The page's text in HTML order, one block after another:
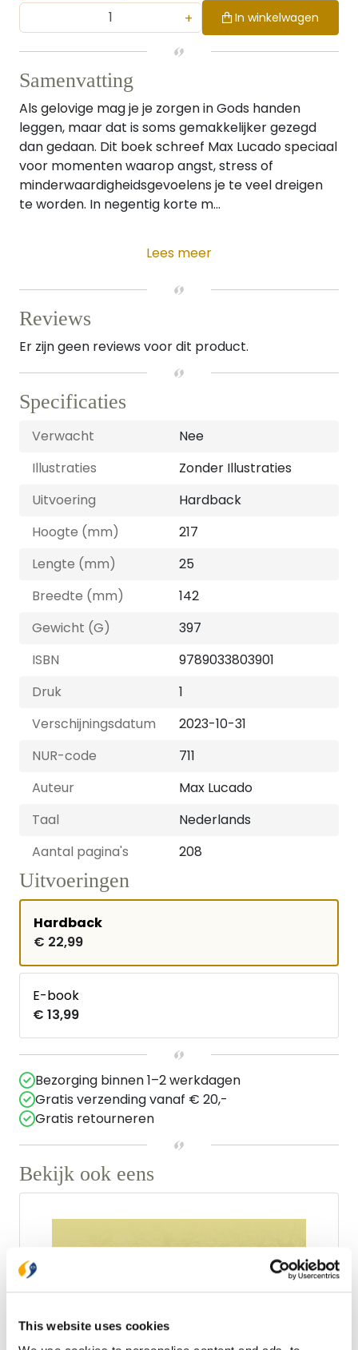
This website uses cookies
+ In winkelwagen
Samenvatting
Als gelovige mag je je zorgen in Gods handen
leggen, maar dat is soms gemakkelijker gezegd
dan gedaan. Dit boek schreef Max Lucado speciaal
voor momenten waarop angst, stress of
minderwaardigheidsgevoelens je te veel dreigen
te worden. In negentig korte m...
Lees meer
Reviews
Er zijn geen reviews voor dit product.
Specificaties
Verwacht
Nee
Illustraties
Zonder Illustraties
Uitvoering
Hardback
Hoogte (mm)
217
Lengte (mm)
25
Breedte (mm)
142
Gewicht (G)
397
ISBN
9789033803901
Druk
1
Verschijningsdatum
2023-10-31
NUR-code
711
Auteur
Max Lucado
Taal
Nederlands
Aantal pagina's
208
Uitvoeringen
Hardback
€ 22,99
E-book
€ 13,99
Bezorging binnen 1–2 werkdagen
Gratis verzending vanaf € 20,-
Gratis retourneren
Bekijk ook eens